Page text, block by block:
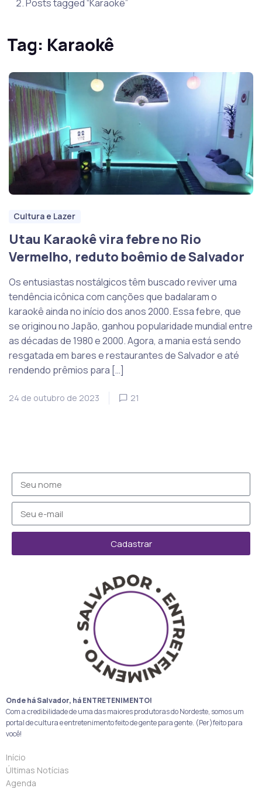
Posts tagged “Karaokê”
Tag: Karaokê
Cultura e Lazer
Utau Karaokê vira febre no Rio
Vermelho, reduto boêmio de Salvador
Os entusiastas nostálgicos têm buscado reviver uma
tendência icônica com canções que badalaram o
karaokê ainda no início dos anos 2000. Essa febre, que
se originou no Japão, ganhou popularidade mundial entre
as décadas de 1980 e 2000. Agora, a mania está sendo
resgatada em bares e restaurantes de Salvador e até
rendendo prêmios para […]
24 de outubro de 2023 21
Cadastrar
Onde há Salvador, há ENTRETENIMENTO!
Com a credibilidade de uma das maiores produtoras do Nordeste, somos um
portal de cultura e entretenimento feito de gente para gente. (Per)feito para
você!
Início
Últimas Notícias
Agenda